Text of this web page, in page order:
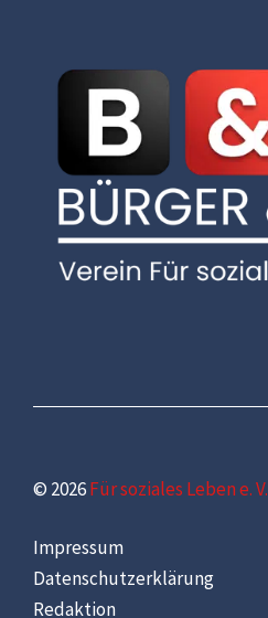
© 2026Für soziales Leben e. V.
Impressum
Datenschutzerklärung
Redaktion